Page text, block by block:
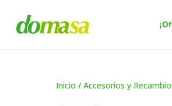
Inicio / Accesorios y